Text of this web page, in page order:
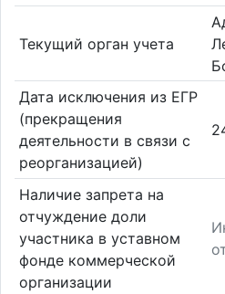
Текущий орган учета
Дата исключения из ЕГР
(прекращения
деятельности в связи с
реорганизацией)
Наличие запрета на
отчуждение доли
участника в уставном
фонде коммерческой
организации